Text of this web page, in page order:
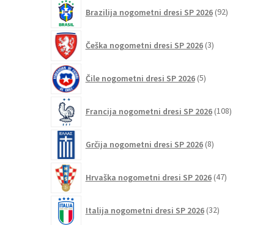
Brazilija nogometni dresi SP 2026 92izdelkov
Češka nogometni dresi SP 2026 3izdelki
Čile nogometni dresi SP 2026 5izdelkov
Francija nogometni dresi SP 2026 108izdelkov
Grčija nogometni dresi SP 2026 8izdelkov
Hrvaška nogometni dresi SP 2026 47izdelkov
Italija nogometni dresi SP 2026 32izdelkov